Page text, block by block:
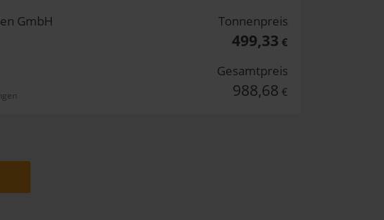
GmbH Tonnenpreis
499,33 €
Gesamtpreis
988,68 €